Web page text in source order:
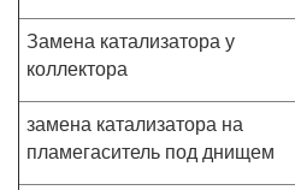
Замена катализатора у
коллектора
замена катализатора на
пламегаситель под днищем